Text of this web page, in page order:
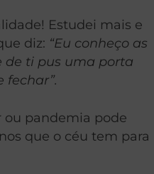
Estudei mais e
diz: “Eu conheço as
de ti pus uma porta
fechar”.
pandemia pode
que o céu tem para